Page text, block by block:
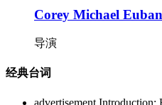
Corey Michael
导演
经典台词
advertisement Introduction: